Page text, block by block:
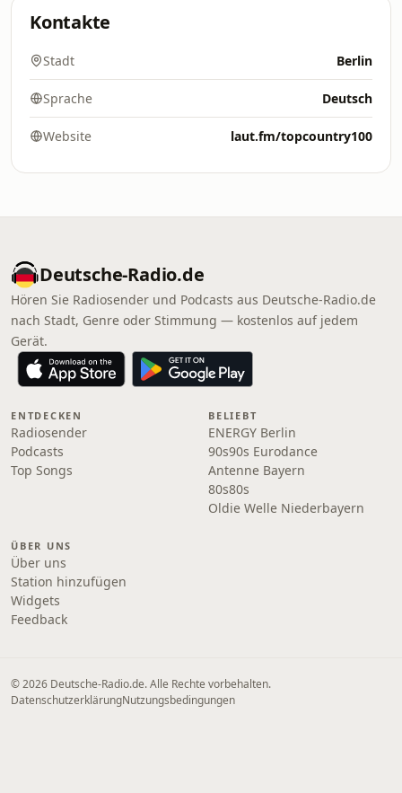
Kontakte
Stadt Berlin
Sprache Deutsch
Website laut.fm/topcountry100
Deutsche-Radio.de
Hören Sie Radiosender und Podcasts aus Deutsche-Radio.de
nach Stadt, Genre oder Stimmung — kostenlos auf jedem
Gerät.
ENTDECKEN
Radiosender
Podcasts
Top Songs
BELIEBT
ENERGY Berlin
90s90s Eurodance
Antenne Bayern
80s80s
Oldie Welle Niederbayern
ÜBER UNS
Über uns
Station hinzufügen
Widgets
Feedback
© 2026 Deutsche-Radio.de. Alle Rechte vorbehalten.
DatenschutzerklärungNutzungsbedingungen